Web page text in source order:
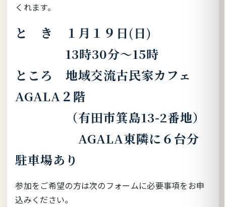
くれます。
と き １月１９日(日)
13時30分～15時
ところ 地域交流古民家カフェ
AGALA２階
（有田市箕島13-2番地）
AGALA東隣に６台分
駐車場あり
参加をご希望の方は次のフォームに必要事項をお申
込みください。